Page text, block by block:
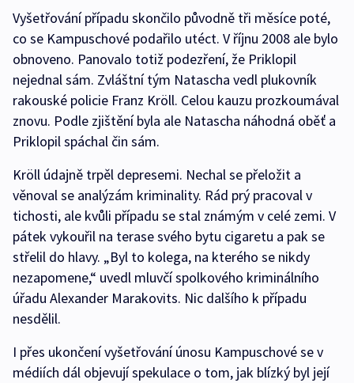
Vyšetřování případu skončilo původně tři měsíce poté,
co se Kampuschové podařilo utéct. V říjnu 2008 ale bylo
obnoveno. Panovalo totiž podezření, že Priklopil
nejednal sám. Zvláštní tým Natascha vedl plukovník
rakouské policie Franz Kröll. Celou kauzu prozkoumával
znovu. Podle zjištění byla ale Natascha náhodná oběť a
Priklopil spáchal čin sám.
Kröll údajně trpěl depresemi. Nechal se přeložit a
věnoval se analýzám kriminality. Rád prý pracoval v
tichosti, ale kvůli případu se stal známým v celé zemi. V
pátek vykouřil na terase svého bytu cigaretu a pak se
střelil do hlavy. „Byl to kolega, na kterého se nikdy
nezapomene,“ uvedl mluvčí spolkového kriminálního
úřadu Alexander Marakovits. Nic dalšího k případu
nesdělil.
I přes ukončení vyšetřování únosu Kampuschové se v
médiích dál objevují spekulace o tom, jak blízký byl její